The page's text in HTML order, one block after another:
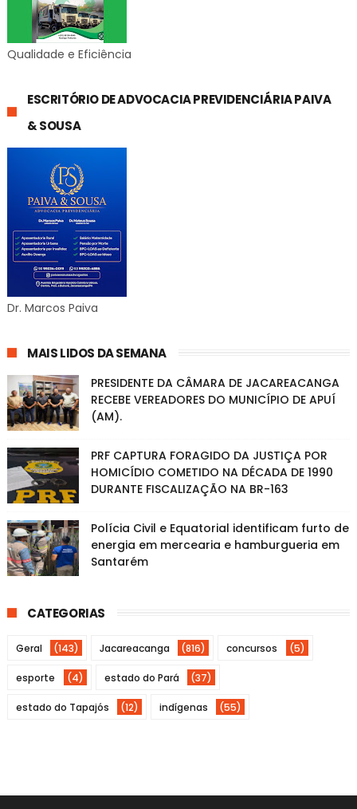
Qualidade e Eficiência
ESCRITÓRIO DE ADVOCACIA PREVIDENCIÁRIA PAIVA
& SOUSA
Dr. Marcos Paiva
MAIS LIDOS DA SEMANA
PRESIDENTE DA CÂMARA DE JACAREACANGA
RECEBE VEREADORES DO MUNICÍPIO DE APUÍ
(AM).
PRF CAPTURA FORAGIDO DA JUSTIÇA POR
HOMICÍDIO COMETIDO NA DÉCADA DE 1990
DURANTE FISCALIZAÇÃO NA BR-163
Polícia Civil e Equatorial identificam furto de
energia em mercearia e hamburgueria em
Santarém
CATEGORIAS
Geral (143) Jacareacanga (816) concursos (5)
esporte (4) estado do Pará (37)
estado do Tapajós (12) indígenas (55)